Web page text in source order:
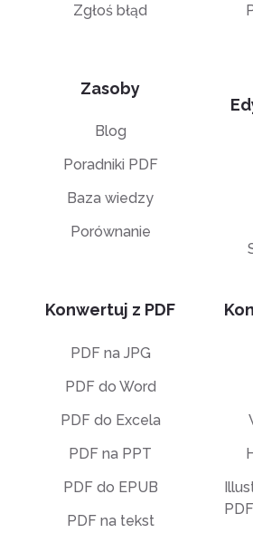
Zgłoś błąd
Zasoby
Blog
Poradniki PDF
Baza wiedzy
Porównanie
Konwertuj z PDF
PDF na JPG
PDF do Word
PDF do Excela
PDF na PPT
PDF do EPUB
PDF na tekst
PDF